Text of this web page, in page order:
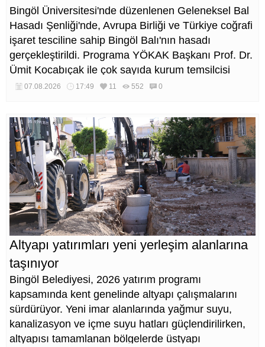
Bingöl Üniversitesi'nde düzenlenen Geleneksel Bal
Hasadı Şenliği'nde, Avrupa Birliği ve Türkiye coğrafi
işaret tesciline sahip Bingöl Balı'nın hasadı
gerçekleştirildi. Programa YÖKAK Başkanı Prof. Dr.
Ümit Kocabıçak ile çok sayıda kurum temsilcisi
katıldı.
07.08.2026 17:49 11 552 0
Altyapı yatırımları yeni yerleşim alanlarına
taşınıyor
Bingöl Belediyesi, 2026 yatırım programı
kapsamında kent genelinde altyapı çalışmalarını
sürdürüyor. Yeni imar alanlarında yağmur suyu,
kanalizasyon ve içme suyu hatları güçlendirilirken,
altyapısı tamamlanan bölgelerde üstyapı